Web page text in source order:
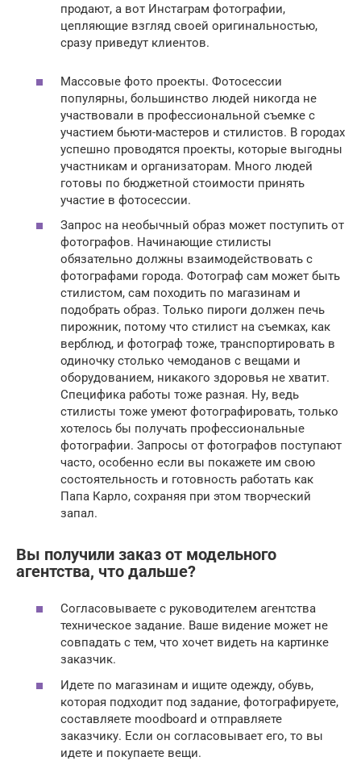
продают, а вот Инстаграм фотографии,
цепляющие взгляд своей оригинальностью,
сразу приведут клиентов.
Массовые фото проекты. Фотосессии
популярны, большинство людей никогда не
участвовали в профессиональной съемке с
участием бьюти-мастеров и стилистов. В городах
успешно проводятся проекты, которые выгодны
участникам и организаторам. Много людей
готовы по бюджетной стоимости принять
участие в фотосессии.
Запрос на необычный образ может поступить от
фотографов. Начинающие стилисты
обязательно должны взаимодействовать с
фотографами города. Фотограф сам может быть
стилистом, сам походить по магазинам и
подобрать образ. Только пироги должен печь
пирожник, потому что стилист на съемках, как
верблюд, и фотограф тоже, транспортировать в
одиночку столько чемоданов с вещами и
оборудованием, никакого здоровья не хватит.
Специфика работы тоже разная. Ну, ведь
стилисты тоже умеют фотографировать, только
хотелось бы получать профессиональные
фотографии. Запросы от фотографов поступают
часто, особенно если вы покажете им свою
состоятельность и готовность работать как
Папа Карло, сохраняя при этом творческий
запал.
Вы получили заказ от модельного
агентства, что дальше?
Согласовываете с руководителем агентства
техническое задание. Ваше видение может не
совпадать с тем, что хочет видеть на картинке
заказчик.
Идете по магазинам и ищите одежду, обувь,
которая подходит под задание, фотографируете,
составляете moodboard и отправляете
заказчику. Если он согласовывает его, то вы
идете и покупаете вещи.